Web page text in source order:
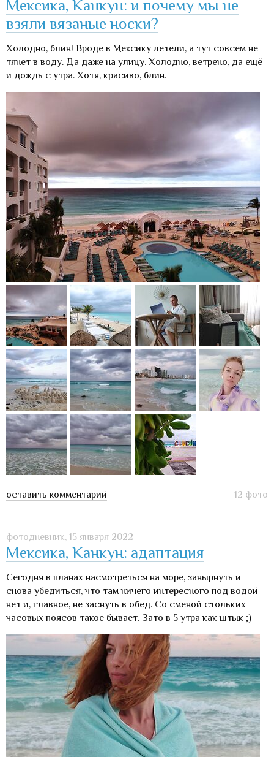
Мексика, Канкун: и почему мы не
взяли вязаные носки?
Холодно, блин! Вроде в Мексику летели, а тут совсем не
тянет в воду. Да даже на улицу. Холодно, ветрено, да ещё
и дождь с утра. Хотя, красиво, блин.
оставить комментарий 12 фото
фотодневник, 15 января 2022
Мексика, Канкун: адаптация
Сегодня в планах насмотреться на море, занырнуть и
снова убедиться, что там ничего интересного под водой
нет и, главное, не заснуть в обед. Со сменой стольких
часовых поясов такое бывает. Зато в 5 утра как штык ;)